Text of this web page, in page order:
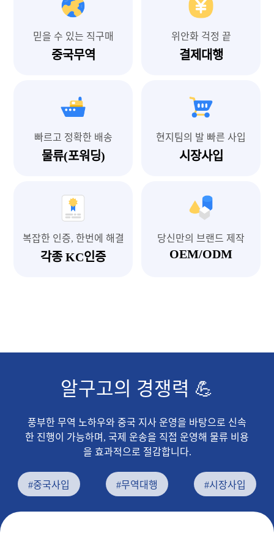
믿을 수 있는 직구매
중국무역
위안화 걱정 끝
결제대행
빠르고 정확한 배송
물류(포워딩)
현지팀의 발 빠른 사입
시장사입
복잡한 인증, 한번에 해결
각종 KC인증
당신만의 브랜드 제작
OEM/ODM
알구고의 경쟁력 💪
풍부한 무역 노하우와 중국 지사 운영을 바탕으로 신속
한 진행이 가능하며, 국제 운송을 직접 운영해 물류 비용
을 효과적으로 절감합니다.
#중국사입 #무역대행 #시장사입